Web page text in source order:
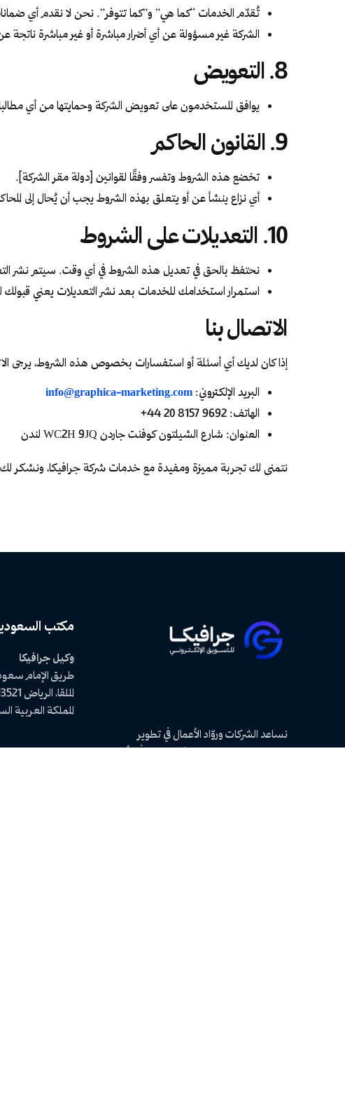
تُقدّم الخدمات “كما هي” و”كما تتوفر”. نحن لا نقدم أي
الشركة غير مسؤولة عن أي أضرار مباشرة أو غير مباشرة
8. التعويض
يوافق المستخدمون على تعويض الشركة وحمايتها من أي
9. القانون الحاكم
تخضع هذه الشروط وتفسر وفقًا لقوانين [دولة مقر الشركة].
أي نزاع ينشأ عن أو يتعلق بهذه الشروط يجب أن يُحال إلى
10. التعديلات على الشروط
نحتفظ بالحق في تعديل هذه الشروط في أي وقت. سيتم نشر
استمرار استخدامك للخدمات بعد نشر التعديلات يعني قبولك
الاتصال بنا
إذا كان لديك أي أسئلة أو استفسارات بخصوص هذه الشروط، يرجى
البريد الإلكتروني: info@graphica-marketing.com
الهاتف: 9692 8157 20 44+
العنوان: شارع الشيلتون كوفنت جاردن WC2H 9JQ لندن
نتمنى لك تجربة مميزة ومفيدة مع خدمات شركة جرافيكا، ونشكر لك
نساعد الشركات وروّاد الأعمال في تطوير
مشاريعهم بخبرة تتجاوز 10 سنوات في الأسواق
مكتب
وكيل جرافيكا
طريق الإمام
الملقا، الرياض 13521
المملكة العربية